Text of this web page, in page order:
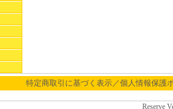
特定商取引に基づく表示／個人情報保護
Reserve